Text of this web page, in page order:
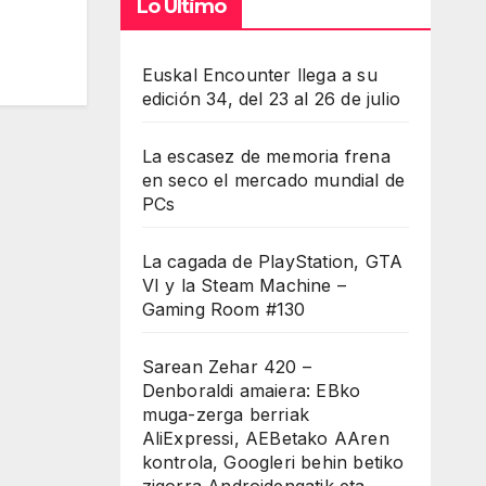
Lo Último
Euskal Encounter llega a su
edición 34, del 23 al 26 de julio
La escasez de memoria frena
en seco el mercado mundial de
PCs
La cagada de PlayStation, GTA
VI y la Steam Machine –
Gaming Room #130
Sarean Zehar 420 –
Denboraldi amaiera: EBko
muga-zerga berriak
AliExpressi, AEBetako AAren
kontrola, Googleri behin betiko